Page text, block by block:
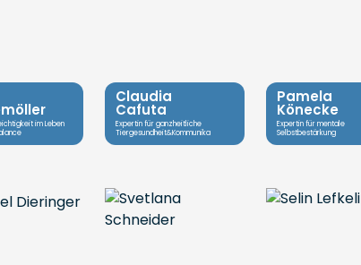
im Leben
Claudia
Cafuta
Expertin für ganzheitliche
Tiergesundheit&Kommunika
Pamela
Könecke
Expertin für mentale
Selbstbestärkung